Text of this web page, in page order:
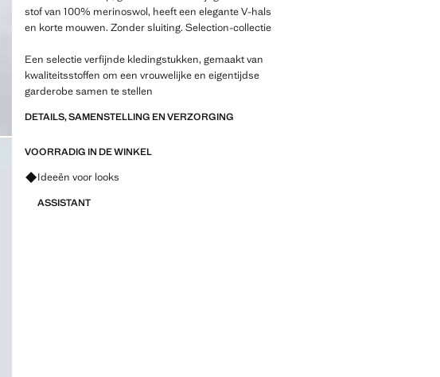
stof van 100% merinoswol, heeft een elegante V-hals
en korte mouwen. Zonder sluiting. Selection-collectie
Een selectie verfijnde kledingstukken, gemaakt van
kwaliteitsstoffen om een vrouwelijke en eigentijdse
garderobe samen te stellen
DETAILS, SAMENSTELLING EN VERZORGING
VOORRADIG IN DE WINKEL
Vraag om outfitideeën, kledingstukken en trends
Ideeën voor looks
ASSISTANT